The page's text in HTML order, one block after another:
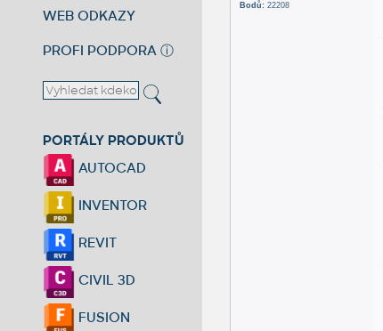
WEB ODKAZY
PROFI PODPORA ⓘ
PORTÁLY PRODUKTŮ
AUTOCAD
INVENTOR
REVIT
CIVIL 3D
FUSION
Bodů:22208